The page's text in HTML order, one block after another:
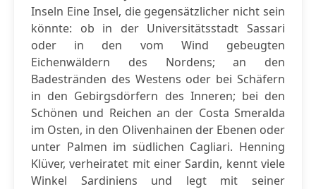
Inseln Eine Insel, die gegensätzlicher nicht sein
könnte: ob in der Universitätsstadt Sassari
oder in den vom Wind gebeugten
Eichenwäldern des Nordens; an den
Badestränden des Westens oder bei Schäfern
in den Gebirgsdörfern des Inneren; bei den
Schönen und Reichen an der Costa Smeralda
im Osten, in den Olivenhainen der Ebenen oder
unter Palmen im südlichen Cagliari. Henning
Klüver, verheiratet mit einer Sardin, kennt viele
Winkel Sardiniens und legt mit seiner